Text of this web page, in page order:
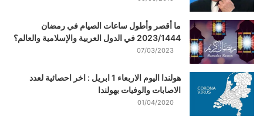
ما أقصر وأطول ساعات الصيام في رمضان
2023/1444 في الدول العربية والإسلامية والعالم؟
07/03/2023
هولندا اليوم الاربعاء 1 ابريل : اخر احصائية لعدد
الاصابات والوفيات بهولندا
01/04/2020